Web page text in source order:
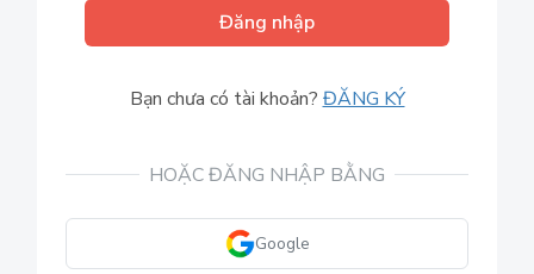
Đăng nhập
Bạn chưa có tài khoản? ĐĂNG KÝ
HOẶC ĐĂNG NHẬP BẰNG
Google